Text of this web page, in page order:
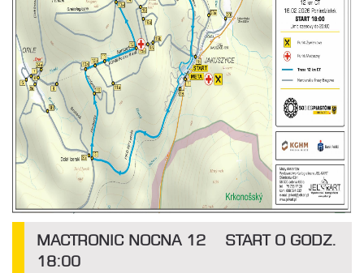
MACTRONIC NOCNA 12 START O GODZ.
18:00